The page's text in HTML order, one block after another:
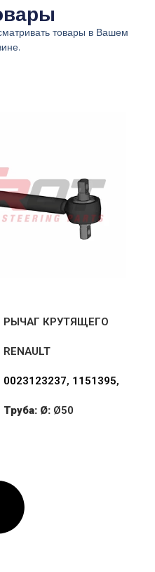
товары в Вашем
РЫЧАГ КРУТЯЩЕГО
RENAULT
0023123237, 1151395,
Труба: Ø: Ø50